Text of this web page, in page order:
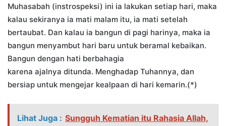
Muhasabah (instrospeksi) ini ia lakukan setiap hari, maka
kalau sekiranya ia mati malam itu, ia mati setelah
bertaubat. Dan kalau ia bangun di pagi harinya, maka ia
bangun menyambut hari baru untuk beramal kebaikan.
Bangun dengan hati berbahagia
karena ajalnya ditunda. Menghadap Tuhannya, dan
bersiap untuk mengejar kealpaan di hari kemarin.(*)
Lihat Juga : Sungguh Kematian itu Rahasia Allah,